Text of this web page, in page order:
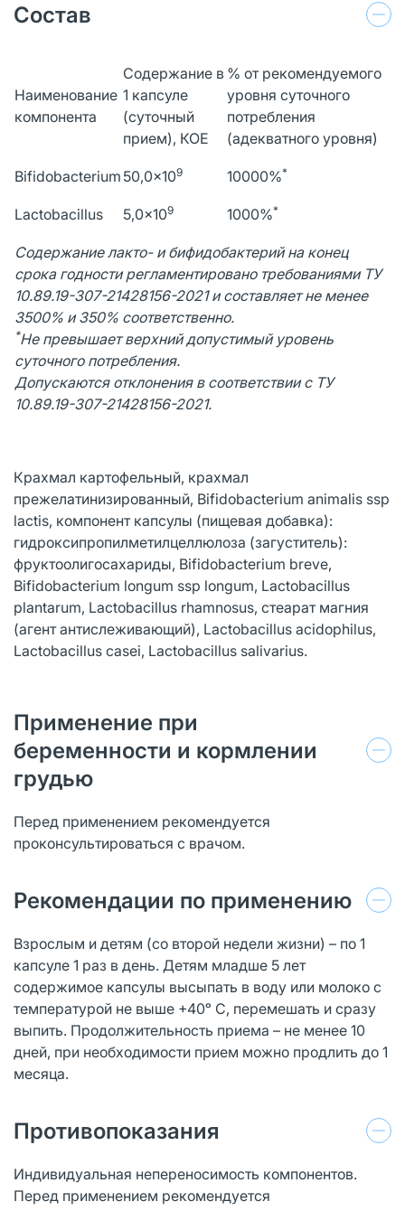
Состав
Наименование
компонента
Содержание в
1 капсуле
(суточный
прием), КОЕ
% от рекомендуемого
уровня суточного
потребления
(адекватного уровня)
Bifidobacterium 50,0×109 10000%*
Lactobacillus 5,0×109 1000%*
Содержание лакто- и бифидобактерий на конец
срока годности регламентировано требованиями ТУ
10.89.19-307-21428156-2021 и составляет не менее
3500% и 350% соответственно.
*Не превышает верхний допустимый уровень
суточного потребления.
Допускаются отклонения в соответствии с ТУ
10.89.19-307-21428156-2021.
Крахмал картофельный, крахмал
прежелатинизированный, Bifidobacterium animalis ssp
lactis, компонент капсулы (пищевая добавка):
гидроксипропилметилцеллюлоза (загуститель):
фруктоолигосахариды, Bifidobacterium breve,
Bifidobacterium longum ssp longum, Lactobacillus
plantarum, Lactobacillus rhamnosus, стеарат магния
(агент антислеживающий), Lactobacillus acidophilus,
Lactobacillus casei, Lactobacillus salivarius.
Применение при
беременности и кормлении
грудью
Перед применением рекомендуется
проконсультироваться с врачом.
Рекомендации по применению
Взрослым и детям (со второй недели жизни) – по 1
капсуле 1 раз в день. Детям младше 5 лет
содержимое капсулы высыпать в воду или молоко с
температурой не выше +40ᵒ С, перемешать и сразу
выпить. Продолжительность приема – не менее 10
дней, при необходимости прием можно продлить до 1
месяца.
Противопоказания
Индивидуальная непереносимость компонентов.
Перед применением рекомендуется